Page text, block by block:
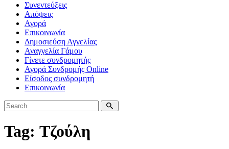
Συνεντεύξεις
Απόψεις
Αγορά
Επικοινωνία
Δημοσιεύση Αγγελίας
Αναγγελία Γάμου
Γίνετε συνδρομητής
Αγορά Συνδρομής Online
Είσοδος συνδρομητή
Επικοινωνία
Tag: Τζούλη